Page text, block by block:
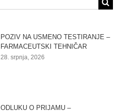
POZIV NA USMENO TESTIRANJE –
FARMACEUTSKI TEHNIČAR
28. srpnja, 2026
ODLUKU O PRIJAMU –